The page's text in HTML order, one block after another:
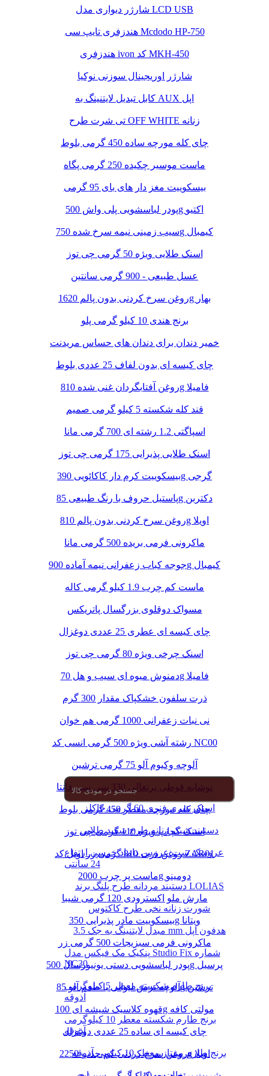
اسنک پنیری فنری 60 گرمی چاکلز
دستبند شیک زنانه طرح سفید طلایی
عروسک ست عروس داماد خرسی ارتفاع
24 سانتی
دستبند مردانه طرح پلنگ برند LOLIAS
شورت زنانه نخی طرح کاکتوس
مبدل لایتنینگ به جک 3.5 mm هدفون اپل
پنکیک مک فیکس مدل Studio Fix شماره
NC30
برنج طارم شکسته معطر 5 کیلوگرمی
آذوقه
برنج طارم شکسته معطر 10 کیلوگرمی
آذوقه
برنج طارم ممتاز معطر 10 کیلویی آذوقه
شارژر دیواری مدل LCD USB
هندزفری تایپ سی Mcdodo HP-750
هندزفری ivon کد MKH-450
شارژر اوریجینال سوزنی نوکیا
کابل تبدیل لایتنینگ به AUX اپل
تی شرت طرح OFF WHITE زنانه
چای کله مورچه ساده 450 گرمی بلوط
ماست موسیر چکیده 250 گرمی پگاه
بیسکوییت مغز دار های بای 95 گرمی
پودر لباسشویی پلی واش 500g اکتیو
سیب زمینی نیمه سرخ شده 750g کیمبال
اسنک طلایی ویژه 50 گرمی چی توز
عسل طبیعی - 900 گرمی سانتین
روغن سرخ کردنی بدون پالم 1620g بهار
برنج هندی 10 کیلو گرمی پلو
خمیر دندان برای دندان های حساس مریدنت
چای کیسه ای بدون لفاف 25 عددی بلوط
روغن آفتابگردان غنی شده 810g فامیلا
قند کله شکسته 5 کیلو گرمی صمیم
اسپاگتی 1.2 رشته ای 700 گرمی مانا
اسنک طلایی پذیرایی 175 گرمی چی توز
بیسکوییت کرم دار کاکائویی 390g گرجی
پاستیل حروف با رنگ طبیعی 85g دکتربن
روغن سرخ کردنی بدون پالم 810g اویلا
ماکرونی فرمی بریده 500 گرمی مانا
جوجه کباب زعفرانی نیمه آماده 900g کیمبال
ماست کم چرب 1.9 کیلو گرمی کاله
مسواک دوقلوی بزرگسال پاتریکس
چای کیسه ای عطری 25 عددی دوغزال
اسنک چرخی ویژه 80 گرمی چی توز
دمنوش میوه ای سیب و هل 70g فامیلا
ذرت سلفون خشکپاک مقدار 300 گرم
نی نبات زعفرانی 1000 گرمی هم خوان
رشته آشی ویژه 500 گرمی انسی کد NC00
آلوچه وکیوم آلو 75 گرمی ترشین
نوشابه قوطی پرتغالی 330 سی سی فانتا
چای کله مورچه معطر 450 گرمی بلوط
اسنک کچاپ ویژه 110 گرمی چی توز
روغن ذرت 810 گرمی زر اویل کد ZAR01
ماست پر چرب 2000g دومینو
مارش ملو اکسترودی 120 گرمی شیبا
بیسکوییت مادر پذیرایی 350g ویتانا
ماکرونی فرمی سبزیجات 500 گرمی زر
پودر لباسشویی دستی یونیورسال 500g پرسیل
آلوچه ترش لیوانی با طعم آلو 85g ترشین
قهوه کلاسیک شیشه ای 100g مولتی کافه
چای کیسه ای ساده 25 عددی دوغزال
روغن سرخ کردنی کم جذب 2250g اویلا